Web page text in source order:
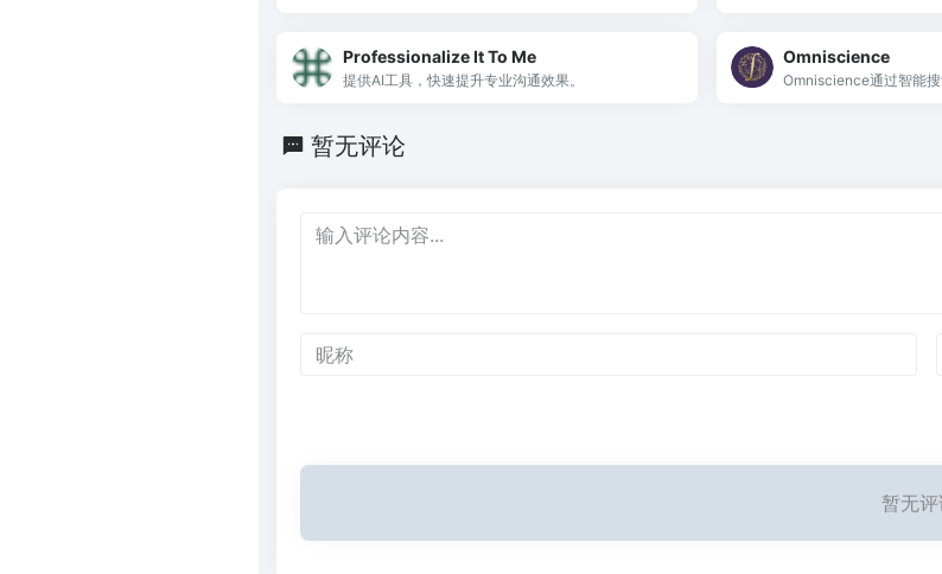
Professionalize It To Me
提供AI工具，快速提升专业沟通效果。
Omniscience
Omniscience通过智能
暂无评论
暂无评